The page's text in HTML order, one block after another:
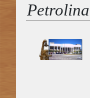
Petrolina